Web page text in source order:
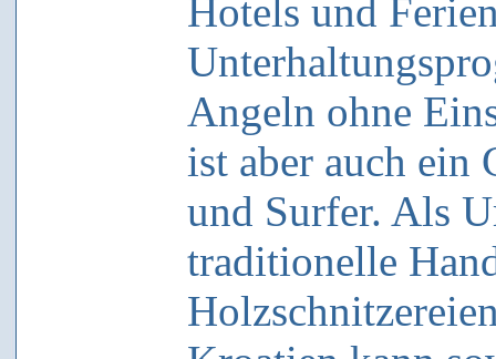
Hotels und
Angeln ohne
ist aber auch ein
und Surfer. Als
traditionelle